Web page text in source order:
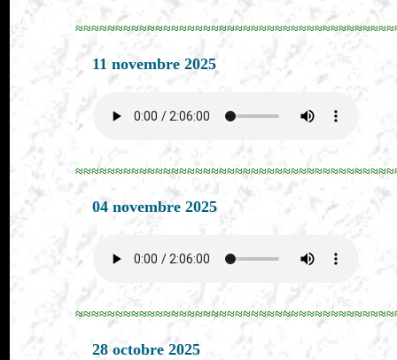
11 novembre 2025
04 novembre 2025
28 octobre 2025